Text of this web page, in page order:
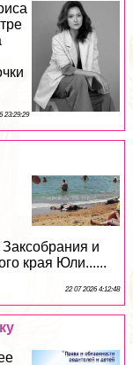
23:29:29
и
края Юли......
22 07 2026 4:12:48